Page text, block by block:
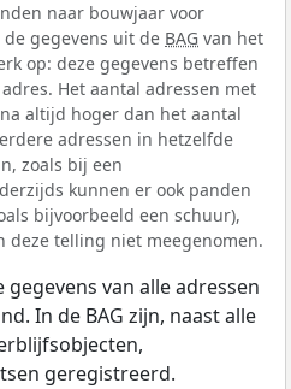
naar bouwjaar voor
gegevens uit de BAG van het
op: deze gegevens betreffen
Het aantal adressen met
altijd hoger dan het aantal
adressen in hetzelfde
zoals bij een
kunnen er ook panden
bijvoorbeeld een schuur),
deze telling niet meegenomen.
gegevens van alle adressen
In de BAG zijn, naast alle
geregistreerd.